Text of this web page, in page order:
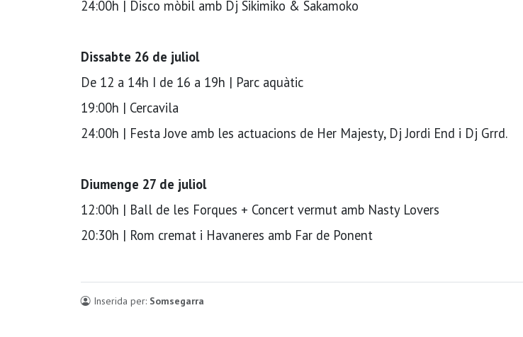
24:00h | Disco mòbil amb Dj Sikimiko & Sakamoko
Dissabte 26 de juliol
De 12 a 14h I de 16 a 19h | Parc aquàtic
19:00h | Cercavila
24:00h | Festa Jove amb les actuacions de Her Majesty, Dj Jordi End i Dj Grrd.
Diumenge 27 de juliol
12:00h | Ball de les Forques + Concert vermut amb Nasty Lovers
20:30h | Rom cremat i Havaneres amb Far de Ponent
Inserida per: Somsegarra